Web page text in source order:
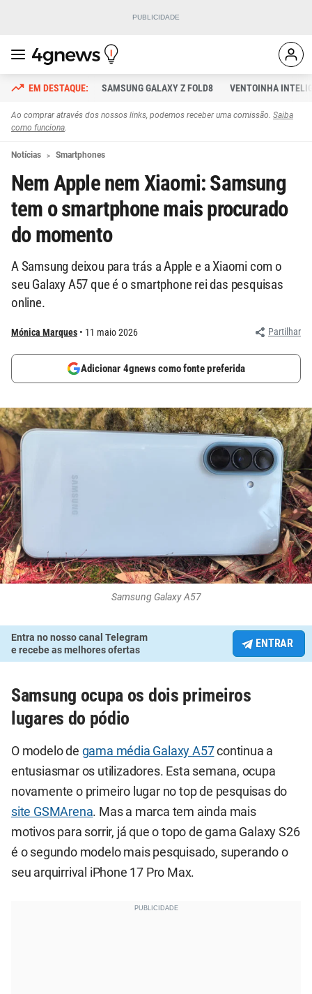
SAMSUNG GALAXY Z FOLD8 VENTOINHA
Ao comprar através dos nossos links, podemos receber uma comissão. Saiba
como funciona.
Notícias Smartphones
Nem Apple nem Xiaomi: Samsung
tem o smartphone mais procurado
do momento
A Samsung deixou para trás a Apple e a Xiaomi com o
seu Galaxy A57 que é o smartphone rei das pesquisas
online.
Mónica Marques 11 maio 2026 Partilhar
Adicionar 4gnews como fonte preferida
Samsung Galaxy A57
Entra no nosso canal Telegram
e recebe as melhores ofertas
ENTRAR
Samsung ocupa os dois primeiros
lugares do pódio
O modelo de gama média Galaxy A57continua a
entusiasmar os utilizadores. Esta semana, ocupa
novamente o primeiro lugar no top de pesquisas do
site GSMArena. Mas a marca tem ainda mais
motivos para sorrir, já que o topo de gama Galaxy S26
é o segundo modelo mais pesquisado, superando o
seu arquirrival iPhone 17 Pro Max.